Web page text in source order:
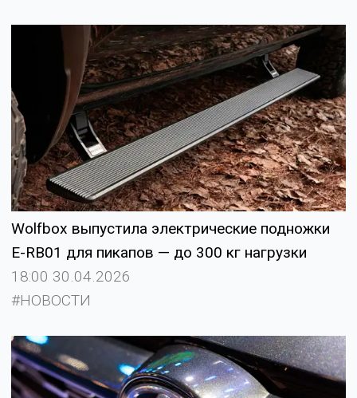
Wolfbox выпустила электрические подножки
E-RB01 для пикапов — до 300 кг нагрузки
18:00 30.04.2026
#НОВОСТИ